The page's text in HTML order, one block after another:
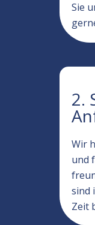
Sie
2.
Wir
und
sind
Zeit